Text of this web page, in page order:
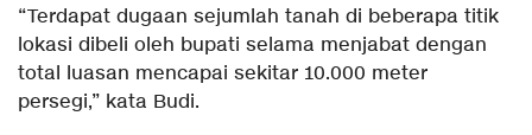
“Terdapat dugaan sejumlah tanah di beberapa titik
lokasi dibeli oleh bupati selama menjabat dengan
total luasan mencapai sekitar 10.000 meter
persegi,” kata Budi.